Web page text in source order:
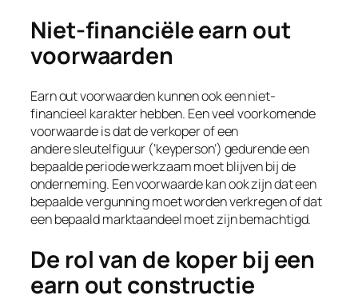
Niet-financiële earn out
voorwaarden
Earn out voorwaarden kunnen ook een niet-
financieel karakter hebben. Een veel voorkomende
voorwaarde is dat de verkoper of een
andere sleutelfiguur (‘keyperson’) gedurende een
bepaalde periode werkzaam moet blijven bij de
onderneming. Een voorwaarde kan ook zijn dat een
bepaalde vergunning moet worden verkregen of dat
een bepaald marktaandeel moet zijn bemachtigd.
De rol van de koper bij een
earn out constructie